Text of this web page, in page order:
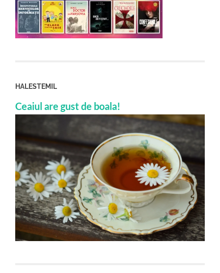
HALESTEMIL
Ceaiul are gust de boala!